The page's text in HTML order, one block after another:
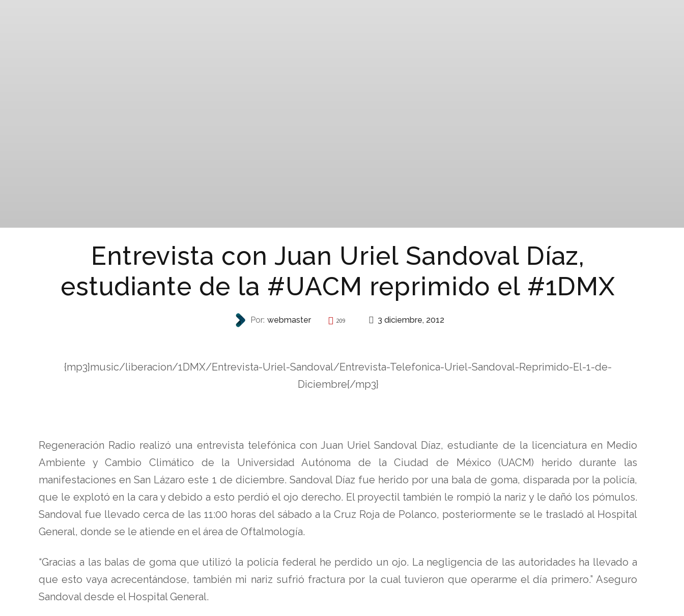
Entrevista con Juan Uriel Sandoval Díaz,
estudiante de la #UACM reprimido el #1DMX
Por: webmaster 209 3 diciembre, 2012
{mp3}music/liberacion/1DMX/Entrevista-Uriel-Sandoval/Entrevista-Telefonica-Uriel-Sandoval-Reprimido-El-1-de-
Diciembre{/mp3}
Regeneración Radio realizó una entrevista telefónica con Juan Uriel Sandoval Díaz, estudiante de la licenciatura en Medio
Ambiente y Cambio Climático de la Universidad Autónoma de la Ciudad de México (UACM) herido durante las
manifestaciones en San Lázaro este 1 de diciembre. Sandoval Díaz fue herido por una bala de goma, disparada por la policía,
que le explotó en la cara y debido a esto perdió el ojo derecho. El proyectil también le rompió la nariz y le dañó los pómulos.
Sandoval fue llevado cerca de las 11:00 horas del sábado a la Cruz Roja de Polanco, posteriormente se le trasladó al Hospital
General, donde se le atiende en el área de Oftalmología.
“Gracias a las balas de goma que utilizó la policía federal he perdido un ojo. La negligencia de las autoridades ha llevado a
que esto vaya acrecentándose, también mi nariz sufrió fractura por la cual tuvieron que operarme el día primero.” Aseguro
Sandoval desde el Hospital General.